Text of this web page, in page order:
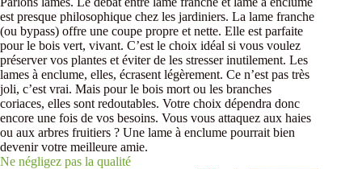
est presque philosophique chez les jardiniers. La lame franche
(ou bypass) offre une coupe propre et nette. Elle est parfaite
pour le bois vert, vivant. C’est le choix idéal si vous voulez
préserver vos plantes et éviter de les stresser inutilement. Les
lames à enclume, elles, écrasent légèrement. Ce n’est pas très
joli, c’est vrai. Mais pour le bois mort ou les branches
coriaces, elles sont redoutables. Votre choix dépendra donc
encore une fois de vos besoins. Vous vous attaquez aux haies
ou aux arbres fruitiers ? Une lame à enclume pourrait bien
devenir votre meilleure amie.
Ne négligez pas la qualité